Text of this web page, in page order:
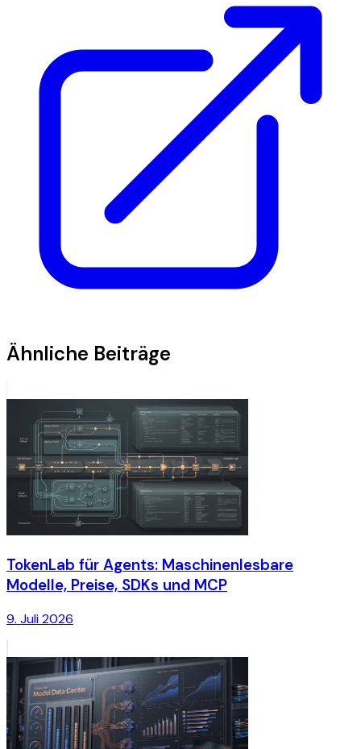
Ähnliche Beiträge
TokenLab für Agents: Maschinenlesbare
Modelle, Preise, SDKs und MCP
9. Juli 2026